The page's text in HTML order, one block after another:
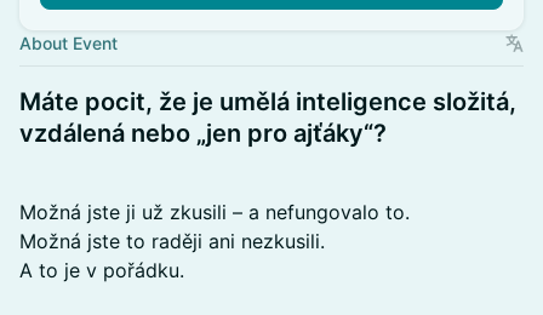
About Event
Máte pocit, že je umělá inteligence složitá,
vzdálená nebo „jen pro ajťáky“?
Možná jste ji už zkusili – a nefungovalo to.
Možná jste to raději ani nezkusili.
A to je v pořádku.